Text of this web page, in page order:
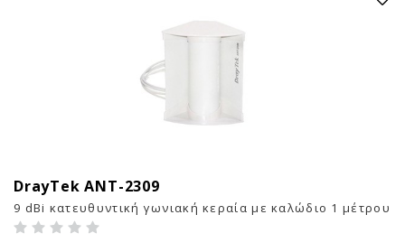
DrayTek ANT-2309
9 dBi κατευθυντική γωνιακή κεραία με καλώδιο 1 μέτρου